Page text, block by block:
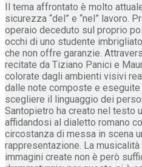
Il tema affrontato è molto
sicurezza “del” e “nel” lavoro.
operaio deceduto sul proprio
occhi di uno studente
che non offre garanzie.
recitate da Tiziano Panici e
colorate dagli ambienti visivi
dalle note composte e
scegliere il linguaggio dei
Santopietro ha creato nel testo
affidandosi al dialetto romano
circostanza di messa in scena
rappresentazione. La
immagini create non è però